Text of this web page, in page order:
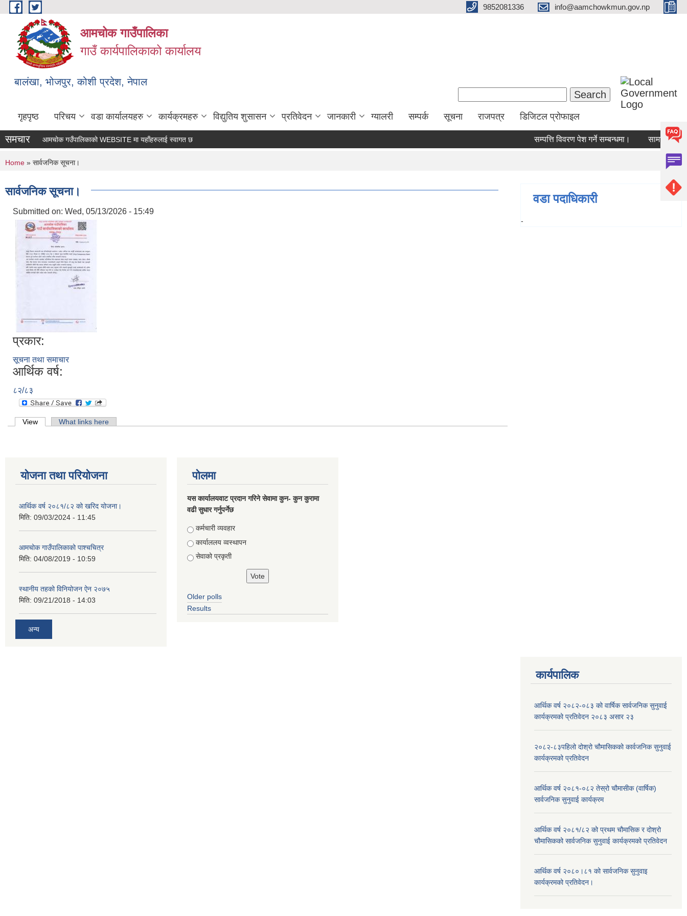
Skip to main content 9852081336 info@aamchowkmun.gov.np
आमचोक गाउँपालिका
गाउँ कार्यपालिकाको कार्यालय
बालंखा, भोजपुर, कोशी प्रदेश, नेपाल
गृहपृष्ठ परिचय वडा कार्यालयहरु कार्यक्रमहरु विद्युतिय शुसासन प्रतिवेदन जानकारी ग्यालरी सम्पर्क सूचना राजपत्र डिजिटल प्रोफाइल
आमचोक गउँपालिकाको WEBSITE मा यहाँहरुलाई स्वागत छ ।
समचार सम्पत्ति विवरण पेश गर्ने सम्बन्धमा। सामाजिक
You are here
Home » सार्वजनिक सूचना।
सार्वजनिक सूचना।
Submitted on: Wed, 05/13/2026 - 15:49
प्रकार:
सूचना तथा समाचार
आर्थिक वर्ष:
८२/८३
Primary tabs
View (active tab)What links here
वडा पदाधिकारी
-
योजना तथा परियोजना
आर्थिक वर्ष २०८१/८२ को खरिद योजना।
मिति: 09/03/2024 - 11:45
आमचोक गाउँपालिकाको पाश्चचित्र
मिति: 04/08/2019 - 10:59
स्थानीय तहको विनियोजन ऐन २०७५
मिति: 09/21/2018 - 14:03
अन्य
पोलमा
यस कार्यालयवाट प्रदान गरिने सेवामा कुन- कुन कुरामा
वढी सुधार गर्नुपर्नेछ
Choices
कर्मचारी व्यवहार
कार्याललय व्वस्थापन
सेवाको प्रकृती
Older polls
Results
कार्यपालिक
आर्थिक वर्ष २०८२-०८३ को वार्षिक सार्वजनिक सुनुवाई
कार्यक्रमको प्रतिवेदन २०८३ असार २३
२०८२-८३पहिलो दोश्रो चौमासिकको कार्वजनिक सुनुवाई
कार्यक्रमको प्रतिवेदन
आर्थिक वर्ष २०८१-०८२ तेस्रो चौमासीक (वार्षिक)
सार्वजनिक सुनुवाई कार्यक्रम
आर्थिक वर्ष २०८१/८२ को प्रथम चौमासिक र दोश्रो
चौमासिकको सार्वजनिक सुनुवाई कार्यक्रमको प्रतिवेदन
आर्थिक वर्ष २०८०।८१ को सार्वजनिक सुनुवाइ
कार्यक्रमको प्रतिवेदन।